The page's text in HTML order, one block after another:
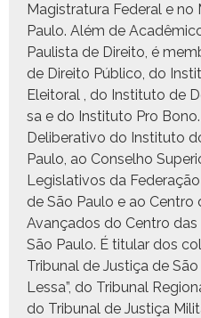
Mag­i­s­tratu­ra Fed­er­al e no
Paulo. Além de
Paulista de Dire­ito, é
de Dire­ito Públi­co, do
Eleitoral , do Insti­tu­to de
sa e do Insti­tu­to Pro
Delib­er­a­ti­vo do Insti­tu­to
Paulo, ao Con­sel­ho
Leg­isla­tivos da
de São Paulo e ao
Avança­dos do Cen­tro
São Paulo. É tit­u­lar dos
Tri­bunal de Justiça de
Lessa”, do Tri­bunal
do Tri­bunal de Justiça